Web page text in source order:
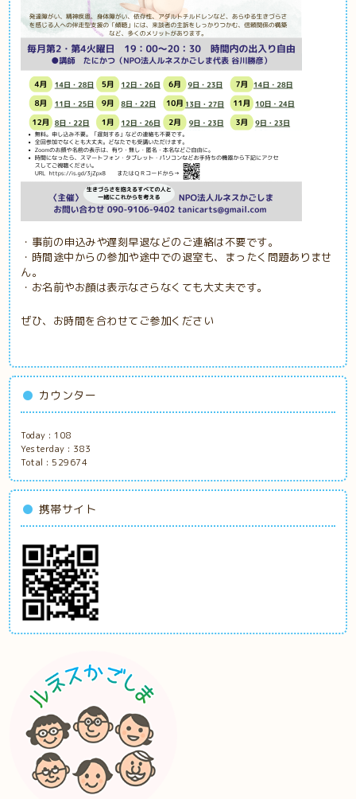
・事前の申込みや遅刻早退などのご連絡は不要です。
・時間途中からの参加や途中での退室も、まったく問題ありませ
ん。
・お名前やお顔は表示なさらなくても大丈夫です。
ぜひ、お時間を合わせてご参加ください
カウンター
Today : 108
Yesterday : 383
Total : 529674
携帯サイト